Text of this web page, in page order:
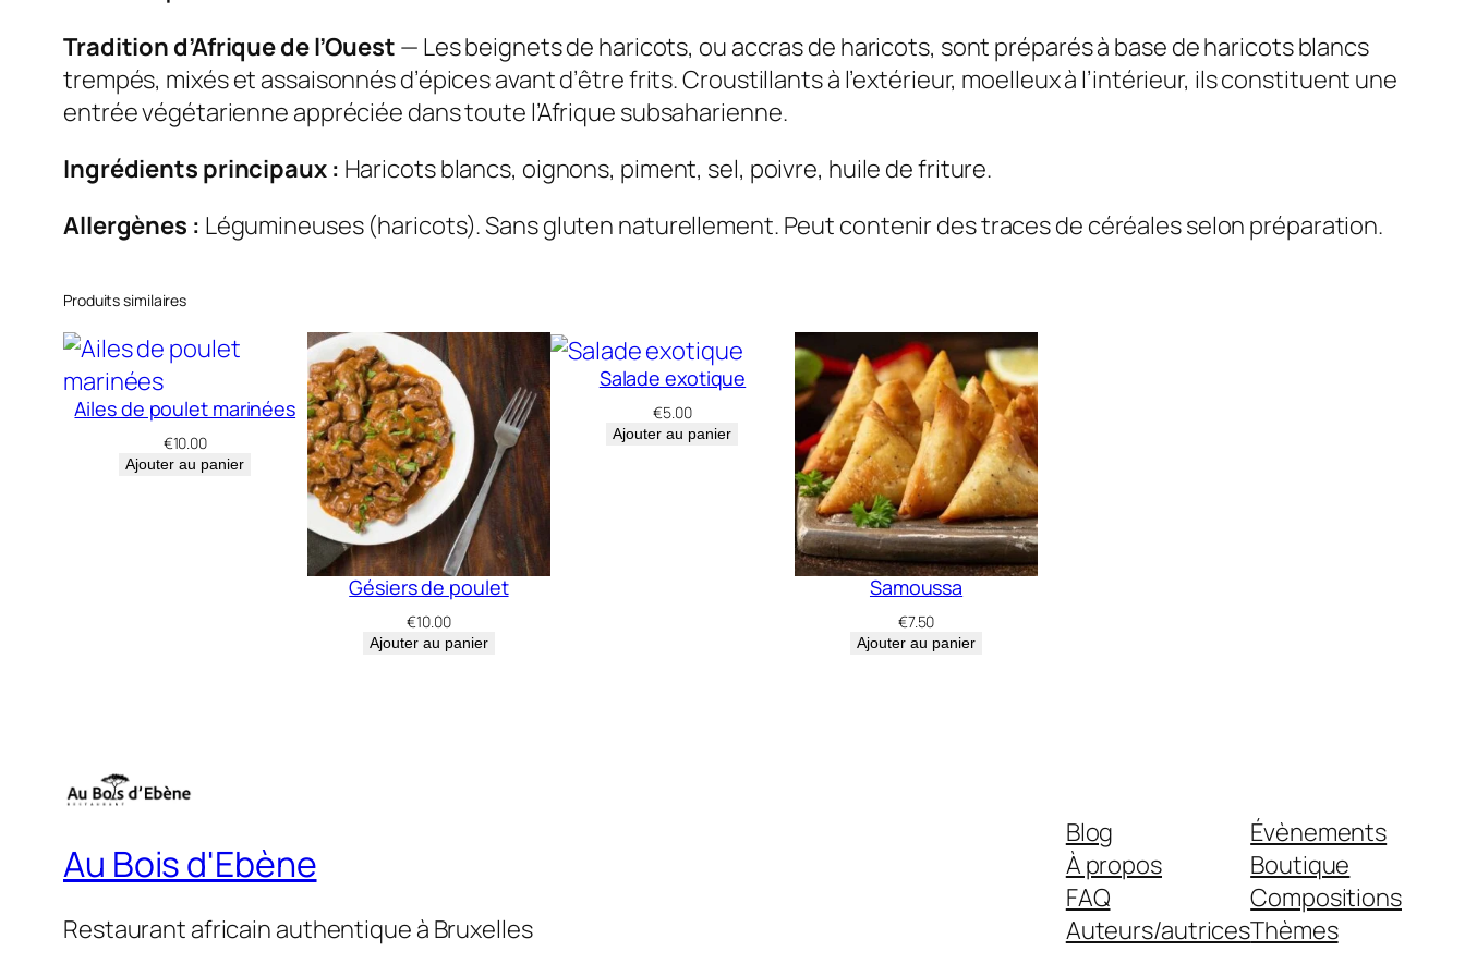
s
d
e
h
a
r
t
s
Tradition d’Afrique de l’Ouest — Les beignets de haricots, ou accras de haricots, sont préparés à base de haricots blancs
trempés, mixés et assaisonnés d’épices avant d’être frits. Croustillants à l’extérieur, moelleux à l’intérieur, ils constituent une
entrée végétarienne appréciée dans toute l’Afrique subsaharienne.
Ingrédients principaux : Haricots blancs, oignons, piment, sel, poivre, huile de friture.
Allergènes : Légumineuses (haricots). Sans gluten naturellement. Peut contenir des traces de céréales selon préparation.
Produits similaires
Ailes de poulet marinées
€10.00
Ajouter au panier
Gésiers de poulet
€10.00
Ajouter au panier
Salade exotique
€5.00
Ajouter au panier
Samoussa
€7.50
Ajouter au panier
Au Bois d'Ebène
Restaurant africain authentique à Bruxelles
Blog
À propos
FAQ
Auteurs/autrices
Évènements
Boutique
Compositions
Thèmes